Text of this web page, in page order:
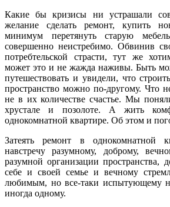
Какие бы кризисы ни устрашали
желание сделать ремонт, купить
минимум перетянуть старую
совершенно неистребимо. Обвинив
потребтельской страсти, тут же
может это и не жажда наживы. Быть
путешествовать и увидели, что
пространство можно по-другому. Что
не в их количестве счастье. Мы
хрустале и позолоте. А жить
однокомнатной квартире. Об этом и
Затеять ремонт в однокомнатной
навстречу разумному, доброму,
разумной организации
себе и своей семье и вечному
любимым, но все-таки испытующему
иногда одному.